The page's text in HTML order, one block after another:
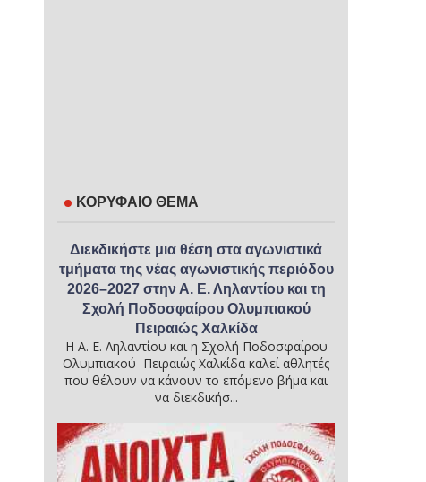
ΚΟΡΥΦΑΙΟ ΘΕΜΑ
Διεκδικήστε μια θέση στα αγωνιστικά
τμήματα της νέας αγωνιστικής περιόδου
2026–2027 στην Α. Ε. Ληλαντίου και τη
Σχολή Ποδοσφαίρου Ολυμπιακού
Πειραιώς Χαλκίδα
Η Α. Ε. Ληλαντίου και η Σχολή Ποδοσφαίρου
Ολυμπιακού Πειραιώς Χαλκίδα καλεί αθλητές
που θέλουν να κάνουν το επόμενο βήμα και
να διεκδικήσ...